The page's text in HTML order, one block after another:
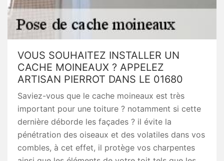
VOUS SOUHAITEZ INSTALLER UN
CACHE MOINEAUX ? APPELEZ
ARTISAN PIERROT DANS LE 01680
Saviez-vous que le cache moineaux est très
important pour une toiture ? notamment si cette
dernière déborde les façades ? il évite la
pénétration des oiseaux et des volatiles dans vos
combles, à cet effet, il protège vos charpentes